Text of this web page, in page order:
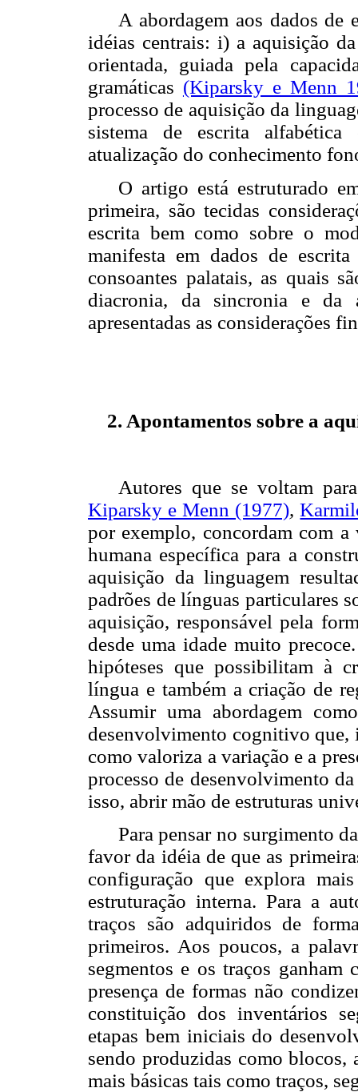
A abordagem aos dados de
idéias centrais: i) a aquisição
orientada, guiada pela
gramáticas (Kiparsky e Menn
processo de aquisição da
sistema de escrita
atualização do conhecimento
O artigo está estruturado
primeira, são tecidas
escrita bem como sobre o
manifesta em dados de
consoantes palatais, as quais
diacronia, da sincronia e da
apresentadas as considerações
2. Apontamentos sobre a
Autores que se voltam
Kiparsky e Menn (1977),
por exemplo, concordam com a
humana específica para a
aquisição da linguagem
padrões de línguas particulares
aquisição, responsável pela
desde uma idade muito
hipóteses que possibilitam à
língua e também a criação de
Assumir uma abordagem
desenvolvimento cognitivo que,
como valoriza a variação e a
processo de desenvolvimento
isso, abrir mão de estruturas
Para pensar no surgimento
favor da idéia de que as
configuração que explora
estruturação interna. Para a
traços são adquiridos de
primeiros. Aos poucos, a
segmentos e os traços ganham
presença de formas não
constituição dos inventários
etapas bem iniciais do
sendo produzidas como blocos,
mais básicas tais como traços,